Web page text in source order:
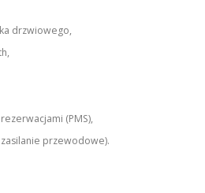
drzwiowego,
(PMS),
przewodowe).